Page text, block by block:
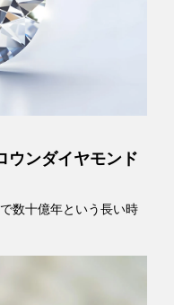
ウンダイヤモンド
数十億年という長い時